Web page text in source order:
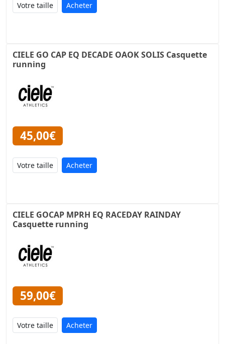
Acheter
CIELE GO CAP EQ DECADE OAOK SOLIS Casquette
running
45,00€
Acheter
CIELE GOCAP MPRH EQ RACEDAY RAINDAY
Casquette running
59,00€
Acheter